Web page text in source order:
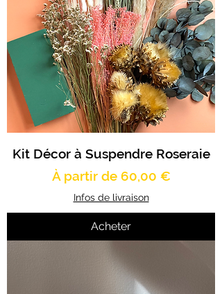
Kit Décor à Suspendre Roseraie
À partir de 60,00 €
Prix promotionnel
Infos de livraison
Acheter